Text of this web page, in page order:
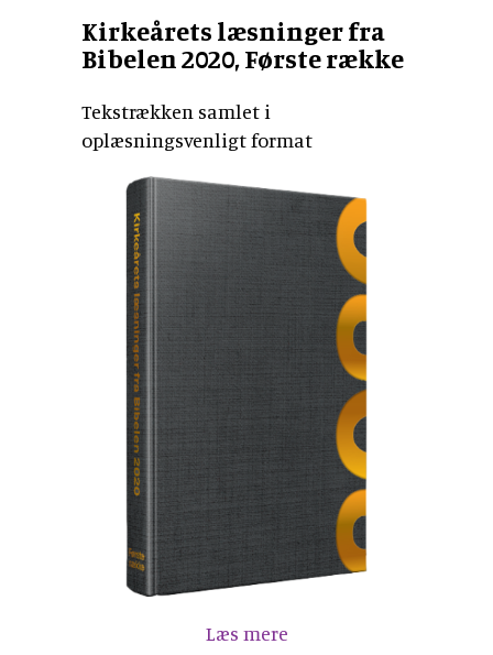
Kirkeårets læsninger fra
Bibelen 2020, Første række
Tekstrækken samlet i
oplæsningsvenligt format
Læs mere